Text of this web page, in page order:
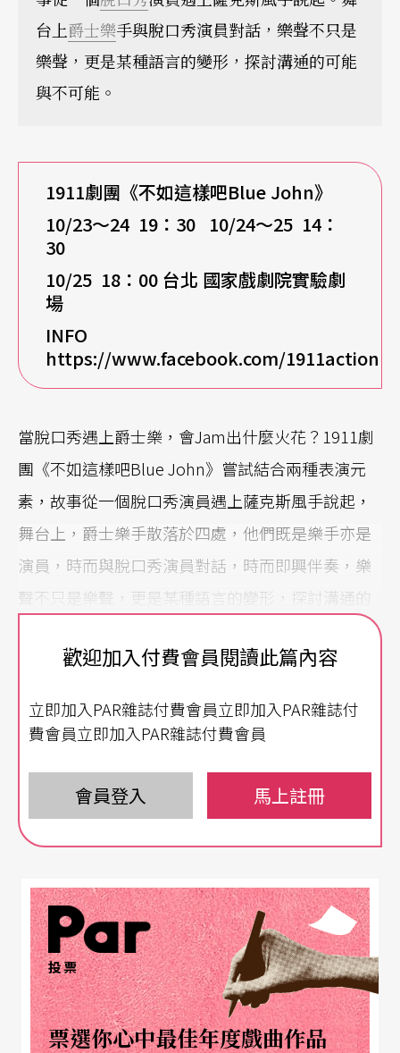
台上爵士樂手與脫口秀演員對話，樂聲不只是
樂聲，更是某種語言的變形，探討溝通的可能
與不可能。
1911劇團《不如這樣吧Blue John》
10/23～24 19：30 10/24～25 14：
30
10/25 18 ：00 台北 國家戲劇院實驗劇
場
INFO
https://www.facebook.com/1911action
當脫口秀遇上爵士樂，會Jam出什麼火花？1911劇
團《不如這樣吧Blue John》嘗試結合兩種表演元
素，故事從一個脫口秀演員遇上薩克斯風手說起，
舞台上，爵士樂手散落於四處，他們既是樂手亦是
演員，時而與脫口秀演員對話，時而即興伴奏，樂
聲不只是樂聲，更是某種語言的變形，探討溝通的
寞處境。
試圖營造文字、脫口秀與音樂的互動
評審獎作品，編劇馮勃棣的另一個身分，是脫口秀
與饒舌表演者，此劇想法即是他在Comdey Club的
分之五十的重寫，「一部分是脫口秀的修整，當年
的幽默感與喜劇拍如今看來已顯得不足，調動之後
更加聰明與輕巧。再者，六年前的『當代性』已不
適用於今日，加上太陽花學運之後，社為氛圍的改
變，改寫後的劇本更能與當下連結。」
歡迎加入付費會員閱讀此篇內容
立即加入PAR雜誌付費會員立即加入PAR雜誌付
費會員立即加入PAR雜誌付費會員
會員登入 馬上註冊
投票
票選你心中最佳年度戲曲作品